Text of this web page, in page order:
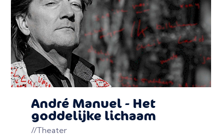
André Manuel - Het
goddelijke lichaam
//Theater